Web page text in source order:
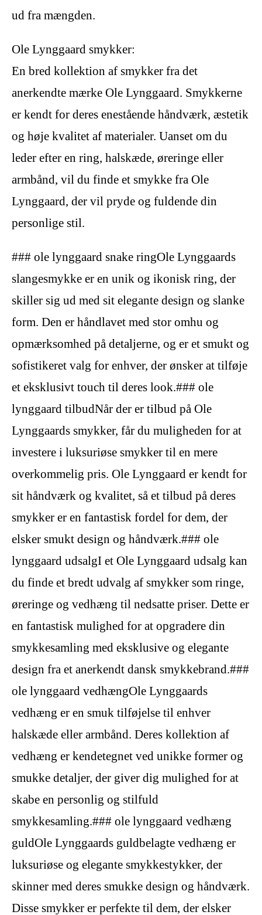
ud fra mængden.
Ole Lynggaard smykker:
En bred kollektion af smykker fra det
anerkendte mærke Ole Lynggaard. Smykkerne
er kendt for deres enestående håndværk, æstetik
og høje kvalitet af materialer. Uanset om du
leder efter en ring, halskæde, øreringe eller
armbånd, vil du finde et smykke fra Ole
Lynggaard, der vil pryde og fuldende din
personlige stil.
### ole lynggaard snake ringOle Lynggaards
slangesmykke er en unik og ikonisk ring, der
skiller sig ud med sit elegante design og slanke
form. Den er håndlavet med stor omhu og
opmærksomhed på detaljerne, og er et smukt og
sofistikeret valg for enhver, der ønsker at tilføje
et eksklusivt touch til deres look.### ole
lynggaard tilbudNår der er tilbud på Ole
Lynggaards smykker, får du muligheden for at
investere i luksuriøse smykker til en mere
overkommelig pris. Ole Lynggaard er kendt for
sit håndværk og kvalitet, så et tilbud på deres
smykker er en fantastisk fordel for dem, der
elsker smukt design og håndværk.### ole
lynggaard udsalgI et Ole Lynggaard udsalg kan
du finde et bredt udvalg af smykker som ringe,
øreringe og vedhæng til nedsatte priser. Dette er
en fantastisk mulighed for at opgradere din
smykkesamling med eksklusive og elegante
design fra et anerkendt dansk smykkebrand.###
ole lynggaard vedhængOle Lynggaards
vedhæng er en smuk tilføjelse til enhver
halskæde eller armbånd. Deres kollektion af
vedhæng er kendetegnet ved unikke former og
smukke detaljer, der giver dig mulighed for at
skabe en personlig og stilfuld
smykkesamling.### ole lynggaard vedhæng
guldOle Lynggaards guldbelagte vedhæng er
luksuriøse og elegante smykkestykker, der
skinner med deres smukke design og håndværk.
Disse smykker er perfekte til dem, der elsker